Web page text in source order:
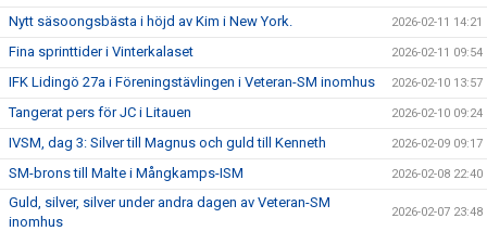
Nytt säsoongsbästa i höjd av Kim i New York. 2026-02-11 14:21
Fina sprinttider i Vinterkalaset 2026-02-11 09:54
IFK Lidingö 27a i Föreningstävlingen i Veteran-SM inomhus 2026-02-10 13:57
Tangerat pers för JC i Litauen 2026-02-10 09:24
IVSM, dag 3: Silver till Magnus och guld till Kenneth 2026-02-09 09:17
SM-brons till Malte i Mångkamps-ISM 2026-02-08 22:40
Guld, silver, silver under andra dagen av Veteran-SM
inomhus
2026-02-07 23:48